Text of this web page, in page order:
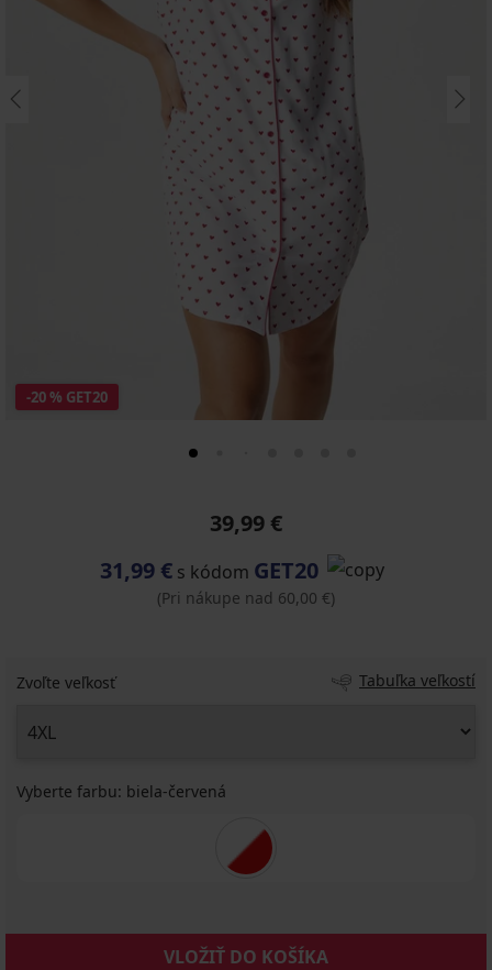
-20 % GET20
39,99 €
31,99 €s kódom GET20
(Pri nákupe nad 60,00 €)
Zvoľte veľkosť Tabuľka veľkostí
Vyberte farbu: biela-červená
VLOŽIŤ DO KOŠÍKA